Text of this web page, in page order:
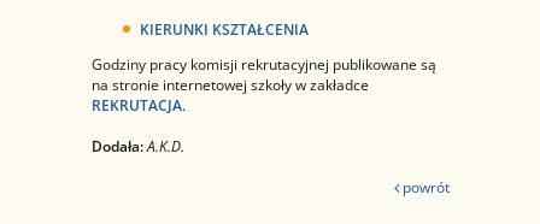
KIERUNKI KSZTAŁCENIA
Godziny pracy komisji rekrutacyjnej publikowane są
na stronie internetowej szkoły w zakładce
REKRUTACJA.
Dodała:A.K.D.
powrót